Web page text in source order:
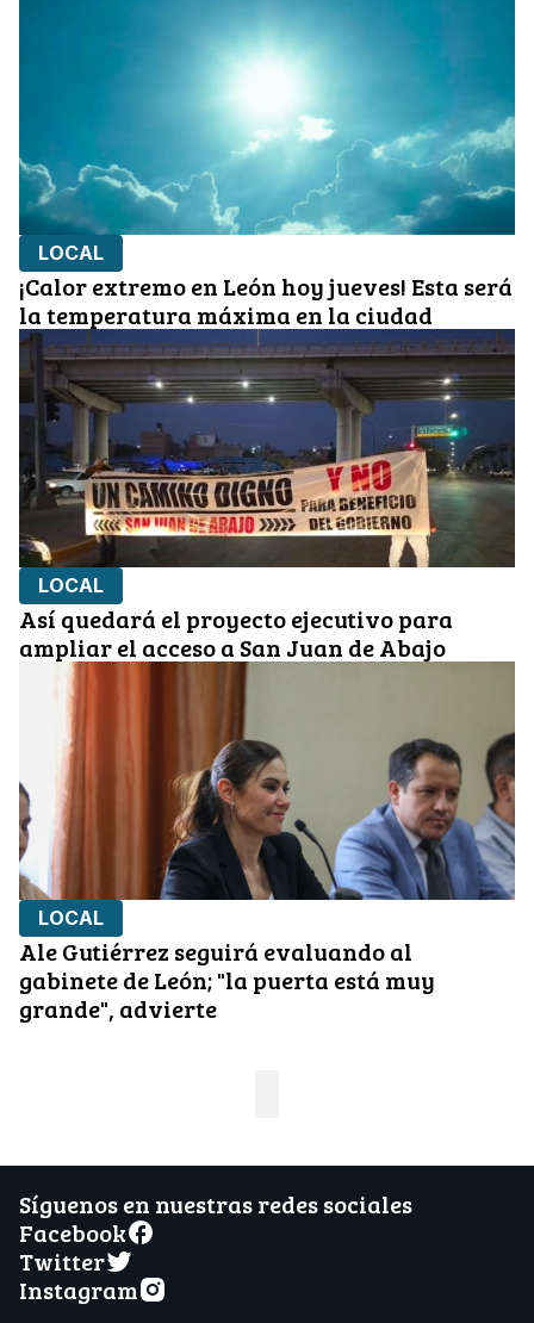
LOCAL
¡Calor extremo en León hoy jueves! Esta será
la temperatura máxima en la ciudad
LOCAL
Así quedará el proyecto ejecutivo para
ampliar el acceso a San Juan de Abajo
LOCAL
Ale Gutiérrez seguirá evaluando al
gabinete de León; "la puerta está muy
grande", advierte
Síguenos en nuestras redes sociales
Facebook
Twitter
Instagram